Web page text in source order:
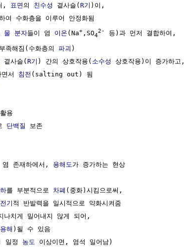
, 표면 의 친수성 곁사슬( R기 )이,
여 수화층을 이루어 안정화됨
물 분자들이 염 이온 (Na+ ,SO4
2- 등)과 먼저 결합하여,
족해짐(수화층의 파괴 )
곁사슬( R기 ) 간의 상호작용( 소수성
상호작용)이 증가하고,
면서 침전 (salting out) 됨
용
단백질 보존
염 존재하에서, 용해도가 증가하는 현상
를 부분적으로 차폐 (중화)시킴으로써,
기 적 반발력을 일시적으로 약화시켜줌
나치게 밀어내지 않게 되어,
용해 )될 수 있음
일정 농도 이상이면, 염석 일어남)